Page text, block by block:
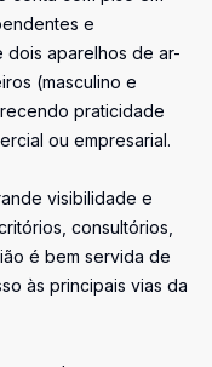
e
dois aparelhos de ar-
(masculino e
praticidade
ou empresarial.
visibilidade e
consultórios,
é bem servida de
às principais vias da